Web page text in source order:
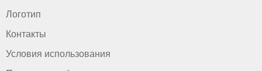
Логотип
Контакты
Условия использования